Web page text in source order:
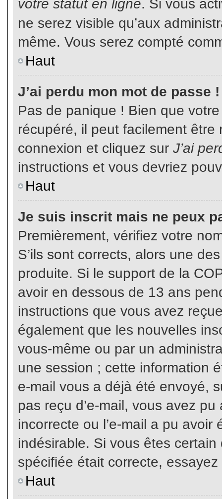
votre statut en ligne. Si vous
ne serez visible qu’aux
même. Vous serez compté
Haut
J’ai perdu mon mot de passe !
Pas de panique ! Bien que
récupéré, il peut facilement
connexion et cliquez sur J’ai
instructions et vous devriez
Haut
Je suis inscrit mais ne peux
Premièrement, vérifiez votre
S’ils sont corrects, alors une
produite. Si le support de la
avoir en dessous de 13 ans
instructions que vous avez
également que les nouvelles
vous-même ou par un
une session ; cette information
e-mail vous a déjà été envoyé,
pas reçu d’e-mail, vous avez
incorrecte ou l’e-mail a pu
indésirable. Si vous êtes
spécifiée était correcte,
Haut